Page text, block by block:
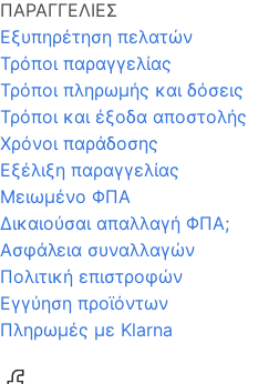
ΠΑΡΑΓΓΕΛΙΕΣ
Εξυπηρέτηση πελατών
Τρόποι παραγγελίας
Τρόποι πληρωμής και δόσεις
Τρόποι και έξοδα αποστολής
Χρόνοι παράδοσης
Εξέλιξη παραγγελίας
Μειωμένο ΦΠΑ
Δικαιούσαι απαλλαγή ΦΠΑ;
Ασφάλεια συναλλαγών
Πολιτική επιστροφών
Εγγύηση προϊόντων
Πληρωμές με Klarna